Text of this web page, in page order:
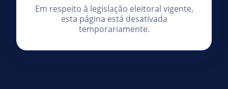
Em respeito à legislação eleitoral vigente,
esta página está desativada
temporariamente.